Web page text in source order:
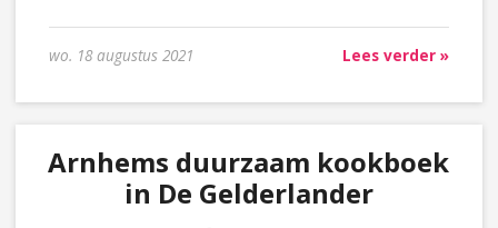
wo. 18 augustus 2021 Lees verder »
Arnhems duurzaam kookboek
in De Gelderlander